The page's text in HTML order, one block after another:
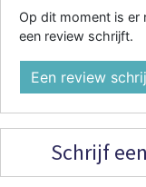
Op dit moment is er
een review schrijft.
Een review
Schrijf